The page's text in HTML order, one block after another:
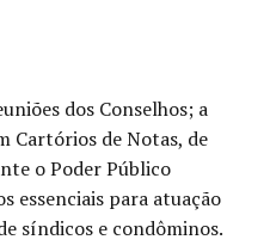
dos Conselhos; a
Cartórios de Notas, de
o Poder Público
essenciais para atuação
síndicos e condôminos.